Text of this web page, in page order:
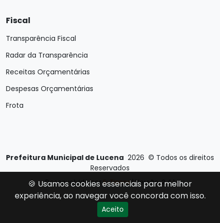
Fiscal
Transparência Fiscal
Radar da Transparência
Receitas Orçamentárias
Despesas Orçamentárias
Frota
Prefeitura Municipal de Lucena 2026 © Todos os direitos
Reservados
Desenvolvido porE-Ticons| Versão: 2.4.1
🍪 Usamos cookies essenciais para melhor
experiência, ao navegar você concorda com isso.
Aceito